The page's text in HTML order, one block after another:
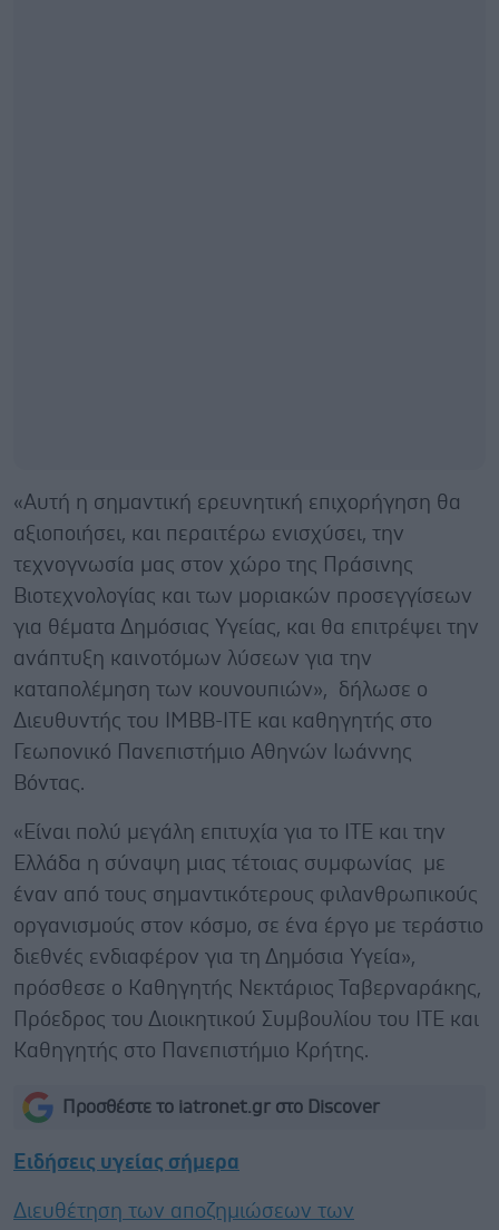
«Αυτή η σημαντική ερευνητική επιχορήγηση θα
αξιοποιήσει, και περαιτέρω ενισχύσει, την
τεχνογνωσία μας στον χώρο της Πράσινης
Βιοτεχνολογίας και των μοριακών προσεγγίσεων
για θέματα Δημόσιας Υγείας, και θα επιτρέψει την
ανάπτυξη καινοτόμων λύσεων για την
καταπολέμηση των κουνουπιών», δήλωσε ο
Διευθυντής του ΙΜΒΒ-ΙΤΕ και καθηγητής στο
Γεωπονικό Πανεπιστήμιο Αθηνών Ιωάννης
Βόντας.
«Είναι πολύ μεγάλη επιτυχία για το ΙΤΕ και την
Ελλάδα η σύναψη μιας τέτοιας συμφωνίας με
έναν από τους σημαντικότερους φιλανθρωπικούς
οργανισμούς στον κόσμο, σε ένα έργο με τεράστιο
διεθνές ενδιαφέρον για τη Δημόσια Υγεία»,
πρόσθεσε ο Καθηγητής Νεκτάριος Ταβερναράκης,
Πρόεδρος του Διοικητικού Συμβουλίου του ΙΤΕ και
Καθηγητής στο Πανεπιστήμιο Κρήτης.
Προσθέστε το iatronet.gr στο Discover
Ειδήσεις υγείας σήμερα
Διευθέτηση των αποζημιώσεων των